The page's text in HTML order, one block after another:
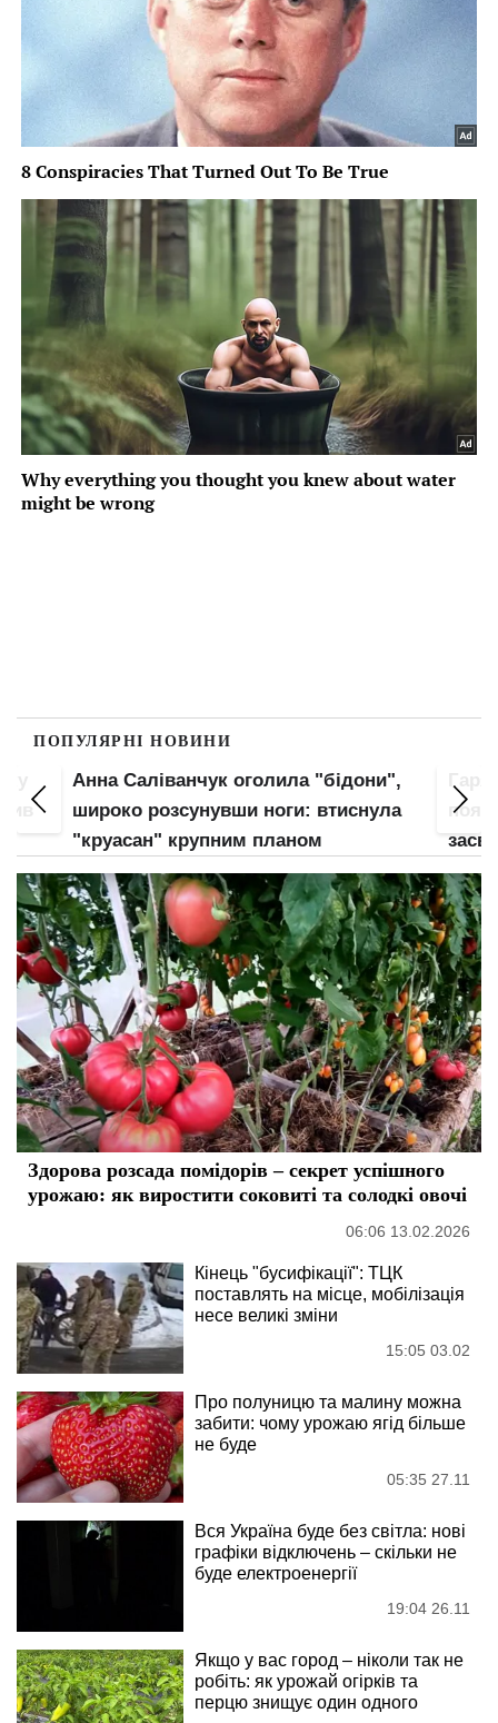
ПОПУЛЯРНІ НОВИНИ
Анна Саліванчук оголила "бідони",
широко розсунувши ноги: втиснула
"круасан" крупним планом
Здорова розсада помідорів – секрет успішного
урожаю: як виростити соковиті та солодкі овочі
06:06 13.02.2026
Кінець "бусифікації": ТЦК
поставлять на місце, мобілізація
несе великі зміни
15:05 03.02
Про полуницю та малину можна
забити: чому урожаю ягід більше
не буде
05:35 27.11
Вся Україна буде без світла: нові
графіки відключень – скільки не
буде електроенергії
19:04 26.11
Якщо у вас город – ніколи так не
робіть: як урожай огірків та
перцю знищує один одного